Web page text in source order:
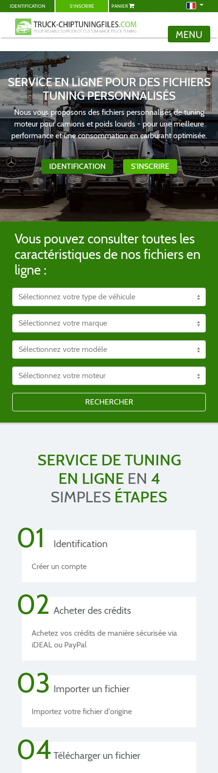
IDENTIFICATION S'INSCRIRE PANIER
MENU
SERVICE EN LIGNE POUR DES FICHIERS
TUNING PERSONNALISÉS
Nous vous proposons des fichiers personnalisés de tuning
moteur pour camions et poids lourds - pour une meilleure
performance et une consommation en carburant optimisée.
IDENTIFICATION S'INSCRIRE
Vous pouvez consulter toutes les
caractéristiques de nos fichiers en
ligne :
RECHERCHER
SERVICE DE TUNING
EN LIGNE EN 4
SIMPLES ÉTAPES
01 Identification
Créer un compte
02 Acheter des crédits
Achetez vos crédits de manière sécurisée via
iDEAL ou PayPal
03 Importer un fichier
Importez votre fichier d'origine
04 Télécharger un fichier